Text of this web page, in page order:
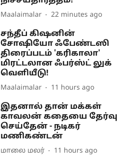
Maalaimalar 22 minutes ago
சந்தீப் கிஷனின்
சோஷியோ ஃபேண்டஸி
திரைப்படம் 'கரிகாலா'
மிரட்டலான ஃபர்ஸ்ட் லுக்
வெளியீடு!
Maalaimalar 11 hours ago
இதனால் தான் மக்கள்
காவலன் கதையை தேர்வு
செய்தேன் - நடிகர்
மணிகண்டன்
மாலை மலர் 11 hours ago